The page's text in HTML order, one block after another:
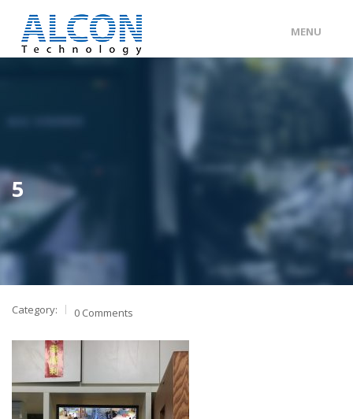
MENU
ENG / 中文
產品及服務
工程個案
聯絡我們
5
Category: 0 Comments